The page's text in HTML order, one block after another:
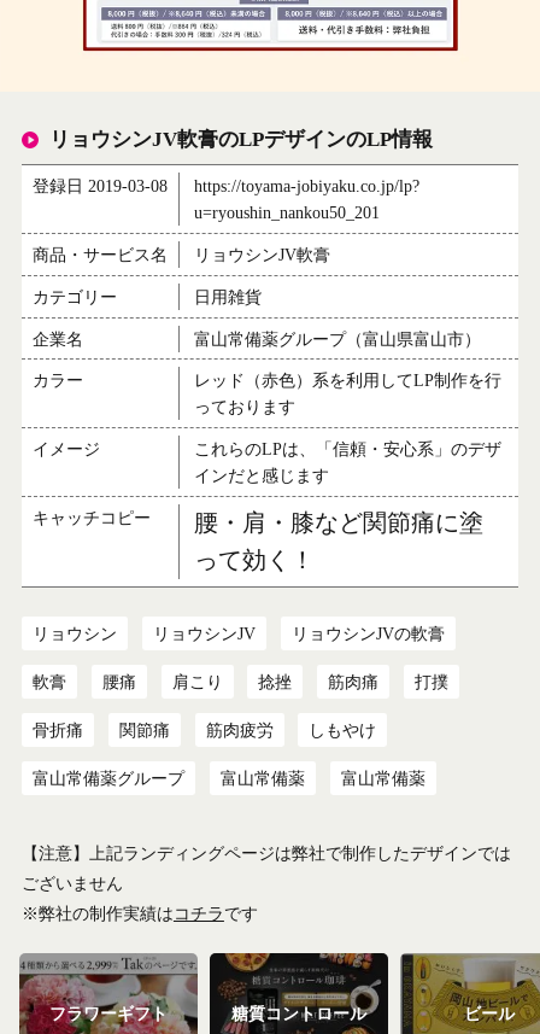
リョウシンJV軟膏のLPデザインのLP情報
登録日 2019-03-08
https://toyama-jobiyaku.co.jp/lp?
u=ryoushin_nankou50_201
商品・サービス名 リョウシンJV軟膏
カテゴリー 日用雑貨
企業名 富山常備薬グループ（富山県富山市）
カラー
レッド（赤色）系を利用してLP制作を行
っております
イメージ
これらのLPは、「信頼・安心系」のデザ
インだと感じます
キャッチコピー
腰・肩・膝など関節痛に塗
って効く！
リョウシン リョウシンJV リョウシンJVの軟膏
軟膏 腰痛 肩こり 捻挫 筋肉痛 打撲
骨折痛 関節痛 筋肉疲労 しもやけ
富山常備薬グループ 富山常備薬 富山常備薬
【注意】上記ランディングページは弊社で制作したデザインでは
ございません
※弊社の制作実績はコチラです
フラワーギフト 糖質コントロール ビール